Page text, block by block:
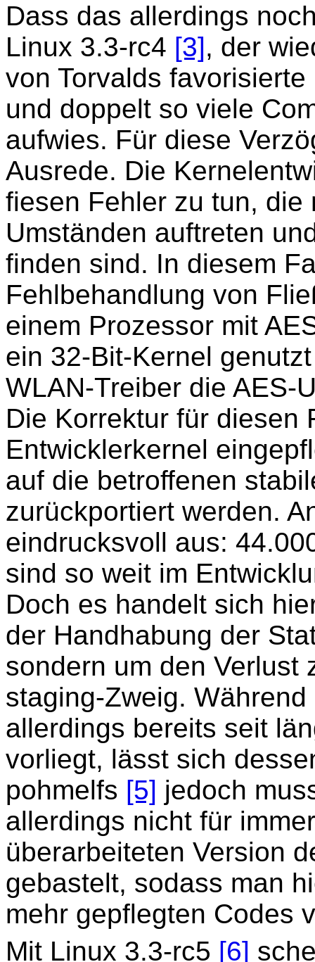
Dass das allerdings
Linux 3.3-rc4 [3], der
von Torvalds
und doppelt so viele
aufwies. Für diese
Ausrede. Die
fiesen Fehler zu tun, die
Umständen auftreten
finden sind. In diesem
Fehlbehandlung von
einem Prozessor mit
ein 32-Bit-Kernel
WLAN-Treiber die AES-
Die Korrektur für diesen
Entwicklerkernel
auf die betroffenen
zurückportiert werden.
eindrucksvoll aus:
sind so weit im
Doch es handelt sich
der Handhabung der
sondern um den Verlust
staging-Zweig.
allerdings bereits seit
vorliegt, lässt sich
pohmelfs [5] jedoch
allerdings nicht für
überarbeiteten Version
gebastelt, sodass man
mehr gepflegten Codes
Mit Linux 3.3-rc5 [6]